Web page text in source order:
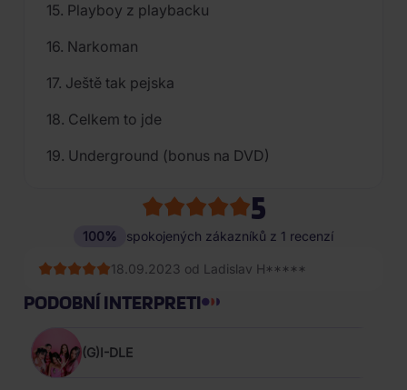
15. Playboy z playbacku
16. Narkoman
17. Ještě tak pejska
18. Celkem to jde
19. Underground (bonus na DVD)
5
100% spokojených zákazníků z 1 recenzí
18.09.2023 od Ladislav H*****
PODOBNÍ INTERPRETI
(G)I-DLE